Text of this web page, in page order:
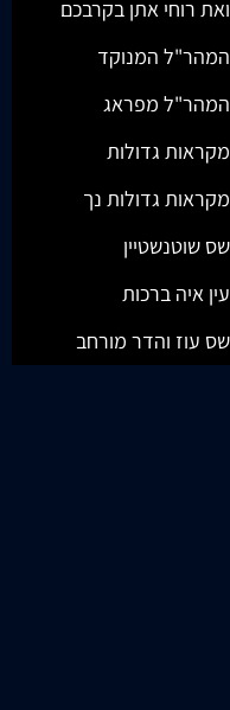
ואת רוחי אתן בקרבכם
המהר"ל המנוקד
המהר"ל מפראג
מקראות גדולות
מקראות גדולות נך
שס שוטנשטיין
עין איה ברכות
שס עוז והדר מורחב